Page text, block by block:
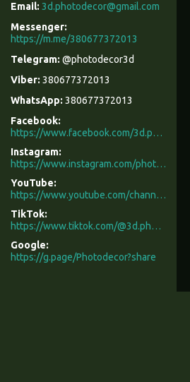
3d.photodecor@gmail.com
https://m.me/380677372013
@photodecor3d
380677372013
380677372013
Facebook
https://www.facebook.com/3d.photodecor/
Instagram
https://www.instagram.com/photodecor.com.ua/
YouTube
https://www.youtube.com/channel/UCXCUerfqRY1Pw7-IptdbqyA/videos
TikTok
https://www.tiktok.com/@3d.photodecor?is_from_webapp=1&sender_device=pc
Google
https://g.page/Photodecor?share